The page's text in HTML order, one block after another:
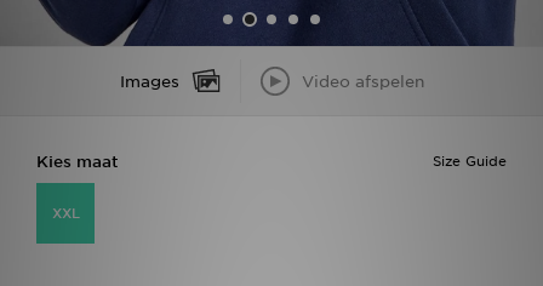
Images Video afspelen
Size Guide
Kies maat
XXL